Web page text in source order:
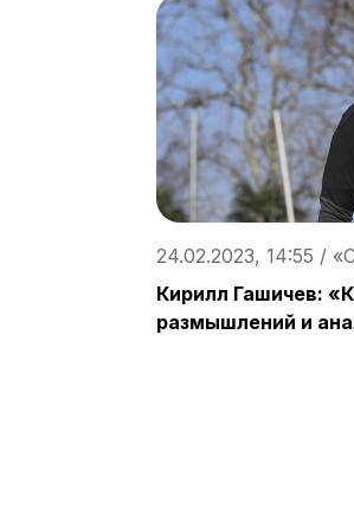
24.02.2023, 14:55 /
Кирилл Гашичев:
размышлений и